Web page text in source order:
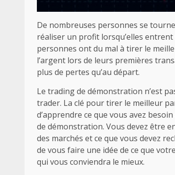
De nombreuses personnes se
réaliser un profit lorsqu’elles
personnes ont du mal à tirer le
l’argent lors de leurs premières
plus de pertes qu’au départ.
Le trading de démonstration n’est
trader. La clé pour tirer le meilleur
d’apprendre ce que vous avez
de démonstration. Vous devez être
des marchés et ce que vous devez
de vous faire une idée de ce que
qui vous conviendra le mieux.